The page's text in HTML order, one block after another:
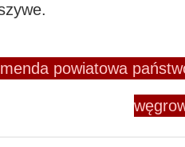
powiatowa